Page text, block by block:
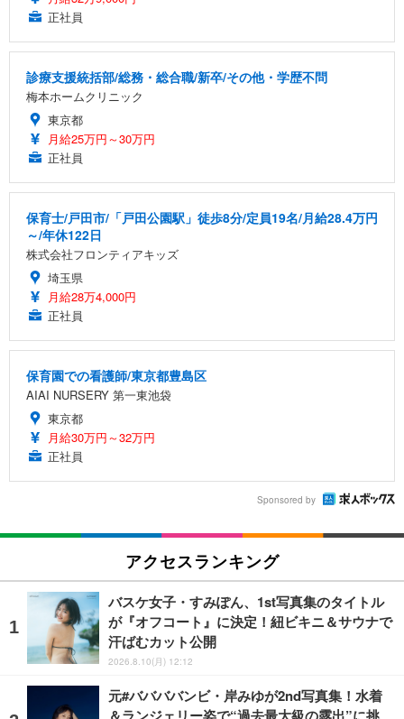
正社員
診療支援統括部/総務・総合職/新卒/その他・学歴不問
梅本ホームクリニック
東京都
月給25万円～30万円
正社員
保育士/戸田市/「戸田公園駅」徒歩8分/定員19名/月給28.4万円
～/年休122日
株式会社フロンティアキッズ
埼玉県
月給28万4,000円
正社員
保育園での看護師/東京都豊島区
AIAI NURSERY 第一東池袋
東京都
月給30万円～32万円
正社員
Sponsored by
アクセスランキング
バスケ女子・すみぽん、1st写真集のタイトル
が『オフコート』に決定！紐ビキニ＆サウナで
汗ばむカット公開
2026.8.10(月) 12:12
元#ババババンビ・岸みゆが2nd写真集！水着
＆ランジェリー姿で“過去最大級の露出”に挑